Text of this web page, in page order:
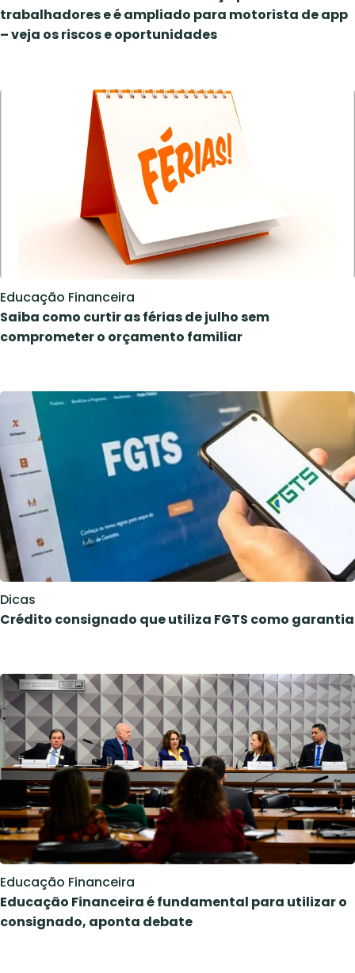
trabalhadores e é ampliado para motorista de app
– veja os riscos e oportunidades
Educação Financeira
Saiba como curtir as férias de julho sem
comprometer o orçamento familiar
Dicas
Crédito consignado que utiliza FGTS como garantia
Educação Financeira
Educação Financeira é fundamental para utilizar o
consignado, aponta debate